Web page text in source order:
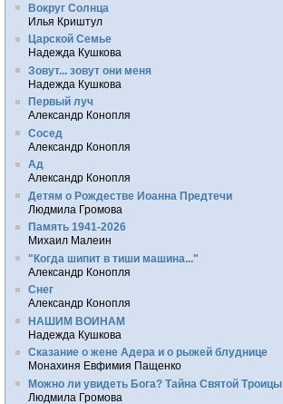
Вокруг Солнца
Илья Криштул
Царской Семье
Надежда Кушкова
Зовут... зовут они меня
Надежда Кушкова
Первый луч
Александр Конопля
Сосед
Александр Конопля
Ад
Александр Конопля
Детям о Рождестве Иоанна Предтечи
Людмила Громова
Память 1941-2026
Михаил Малеин
"Когда шипит в тиши машина..."
Александр Конопля
Снег
Александр Конопля
НАШИМ ВОИНАМ
Надежда Кушкова
Сказание о жене Адера и о рыжей блуднице
Монахиня Евфимия Пащенко
Можно ли увидеть Бога? Тайна Святой Троицы
Людмила Громова